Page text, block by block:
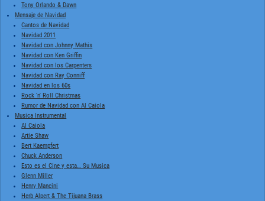
Tony Orlando & Dawn
Mensaje de Navidad
Cantos de Navidad
Navidad 2011
Navidad con Johnny Mathis
Navidad con Ken Griffin
Navidad con los Carpenters
Navidad con Ray Conniff
Navidad en los 60s
Rock 'n' Roll Christmas
Rumor de Navidad con Al Caiola
Musica Instrumental
Al Caiola
Artie Shaw
Bert Kaempfert
Chuck Anderson
Esto es el Cine y esta… Su Musica
Glenn Miller
Henry Mancini
Herb Alpert & The Tijuana Brass